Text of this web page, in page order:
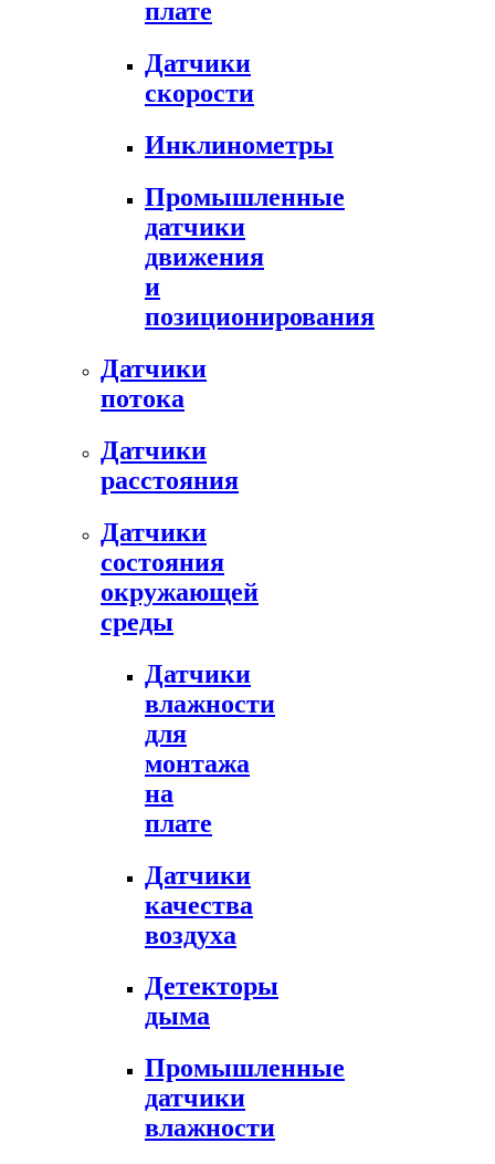
плате
Датчики
скорости
Инклинометры
Промышленные
датчики
движения
и
позиционирования
Датчики
потока
Датчики
расстояния
Датчики
состояния
окружающей
среды
Датчики
влажности
для
монтажа
на
плате
Датчики
качества
воздуха
Детекторы
дыма
Промышленные
датчики
влажности